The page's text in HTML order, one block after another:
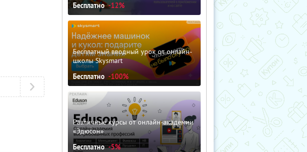
Бесплатно -12%
Бесплатный вводный урок от онлайн-
школы Skysmart
Бесплатно -100%
Различные курсы от онлайн-академии
«Эдюсон»
Бесплатно -5%